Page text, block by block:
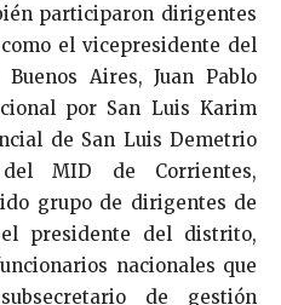
participaron dirigentes
el vicepresidente del
Aires, Juan Pablo
por San Luis Karim
de San Luis Demetrio
MID de Corrientes,
grupo de dirigentes de
presidente del distrito,
nacionales que
de gestión